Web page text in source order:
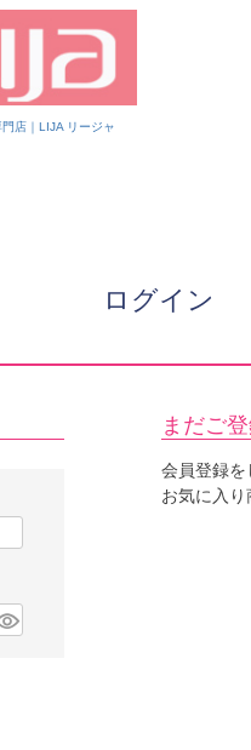
店｜LIJA リージャ
ログイン
まだご
会員登録を
お気に入り